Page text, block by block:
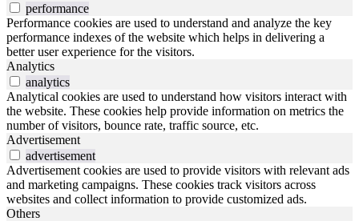
performance
Performance cookies are used to understand and analyze the key
performance indexes of the website which helps in delivering a
better user experience for the visitors.
Analytics
analytics
Analytical cookies are used to understand how visitors interact with
the website. These cookies help provide information on metrics the
number of visitors, bounce rate, traffic source, etc.
Advertisement
advertisement
Advertisement cookies are used to provide visitors with relevant ads
and marketing campaigns. These cookies track visitors across
websites and collect information to provide customized ads.
Others